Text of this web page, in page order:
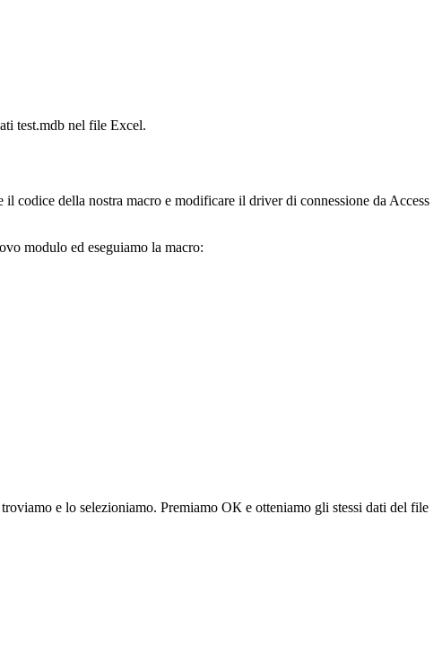
test.mdb nel file Excel.
codice della nostra macro e modificare il driver di connessione da Access
modulo ed eseguiamo la macro:
e lo selezioniamo. Premiamo ОК e otteniamo gli stessi dati del file